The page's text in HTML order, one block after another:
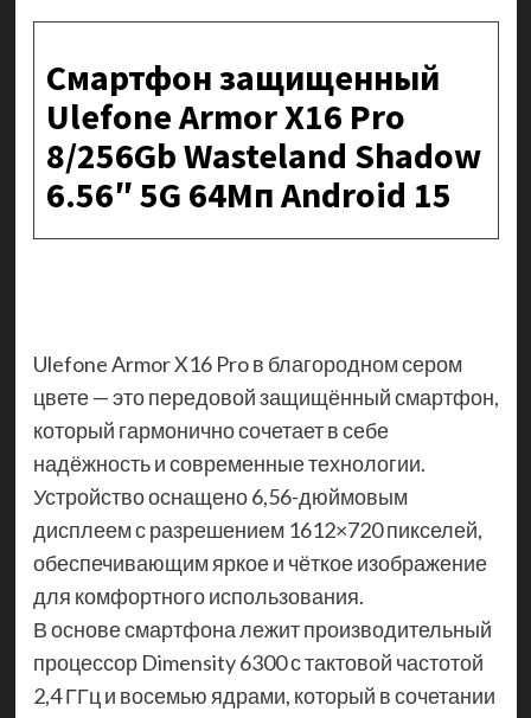
Смартфон защищенный
Ulefone Armor X16 Pro
8/256Gb Wasteland Shadow
6.56″ 5G 64Мп Android 15
Ulefone Armor X16 Pro в благородном сером
цвете — это передовой защищённый смартфон,
который гармонично сочетает в себе
надёжность и современные технологии.
Устройство оснащено 6,56-дюймовым
дисплеем с разрешением 1612×720 пикселей,
обеспечивающим яркое и чёткое изображение
для комфортного использования.
В основе смартфона лежит производительный
процессор Dimensity 6300 с тактовой частотой
2,4 ГГц и восемью ядрами, который в сочетании